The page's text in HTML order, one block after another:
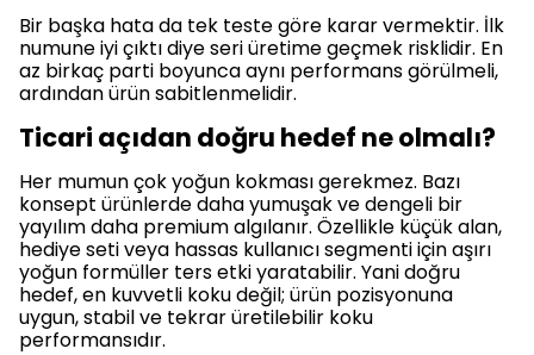
Bir başka hata da tek teste göre karar vermektir. İlk
numune iyi çıktı diye seri üretime geçmek risklidir. En
az birkaç parti boyunca aynı performans görülmeli,
ardından ürün sabitlenmelidir.
Ticari açıdan doğru hedef ne olmalı?
Her mumun çok yoğun kokması gerekmez. Bazı
konsept ürünlerde daha yumuşak ve dengeli bir
yayılım daha premium algılanır. Özellikle küçük alan,
hediye seti veya hassas kullanıcı segmenti için aşırı
yoğun formüller ters etki yaratabilir. Yani doğru
hedef, en kuvvetli koku değil; ürün pozisyonuna
uygun, stabil ve tekrar üretilebilir koku
performansıdır.